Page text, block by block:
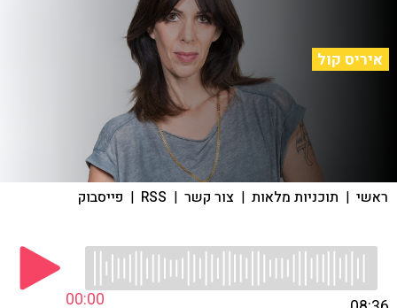
איריס קול
ראשי | תוכניות מלאות | צור קשר |
RSS
| פייסבוק
00:00